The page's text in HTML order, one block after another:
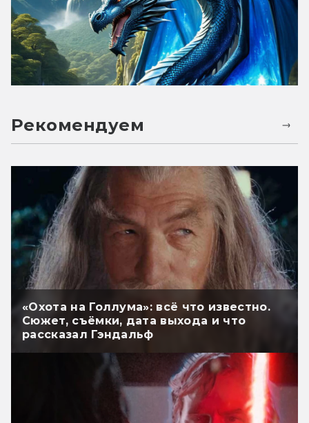
Рекомендуем
«Охота на Голлума»: всё что известно.
Сюжет, съёмки, дата выхода и что
рассказал Гэндальф